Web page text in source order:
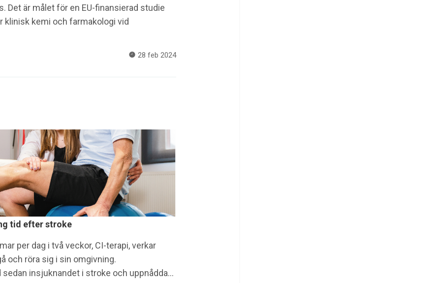
Det är målet för en EU-finansierad studie
klinisk kemi och farmakologi vid
28 feb 2024
tid efter stroke
per dag i två veckor, CI-terapi, verkar
och röra sig i sin omgivning.
insjuknandet i stroke och uppnådda…